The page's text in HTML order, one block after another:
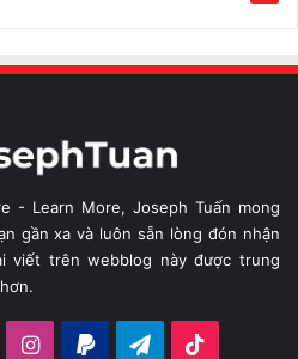
- Learn More, Joseph Tuấn mong
gần xa và luôn sẵn lòng đón nhận
viết trên webblog này được trung
Instagram
Paypal Telegram